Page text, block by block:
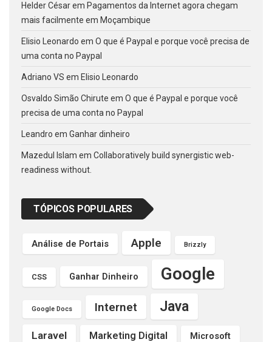
Helder Césarem Pagamentos da Internet agora chegam
mais facilmente em Moçambique
Elisio Leonardo em O que é Paypal e porque você precisa de
uma conta no Paypal
Adriano VS em Elisio Leonardo
Osvaldo Simão Chirute em O que é Paypal e porque você
precisa de uma conta no Paypal
Leandro em Ganhar dinheiro
Mazedul Islam em Collaboratively build synergistic web-
readiness without.
TÓPICOS POPULARES
Análise de Portais Apple Brizzly
CSS Ganhar Dinheiro Google
Google Docs Internet Java
Laravel Marketing Digital Microsoft